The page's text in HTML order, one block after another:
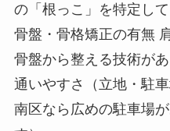
の「根っこ」を特定して
骨盤・骨格矯正の有無
骨盤から整える技術があ
通いやすさ（立地・駐
南区なら広めの駐車場